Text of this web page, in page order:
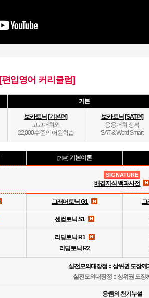
[편입영어 커리큘럼]
기본
보카토닉 [기본편]
고교어휘와
22,000수준의 어원학습
보카토닉 [SAT편]
응용어휘 정복
SAT & Word Smart
[기본]기본이론
SIGNATURE
배경지식 백과사전
그래머토닉 G1 그
센컴토닉 S1
리딩토닉 R1
리딩토닉 R2
실전모의대장정 :: 상위권 도장깨
실전모의대장정 :: 상위권 도장
응쌤의 천기누설